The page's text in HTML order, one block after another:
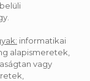
informatikai
alapismeretek,
vagy